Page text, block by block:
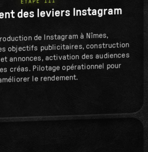
ÉTAPE III
des leviers Instagram
de Instagram à Nîmes,
objectifs publicitaires, construction
annonces, activation des audiences
créas. Pilotage opérationnel pour
le rendement.